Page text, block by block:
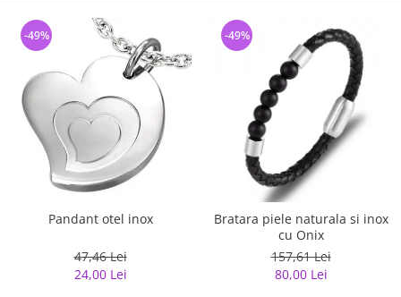
Pandant otel inox
47,46 Lei
24,00 Lei
-49%
Bratara piele naturala si inox
cu Onix
157,61 Lei
80,00 Lei
-49%